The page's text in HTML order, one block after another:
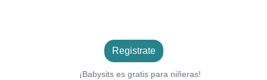
Registrate
¡Babysits es gratis para niñeras!